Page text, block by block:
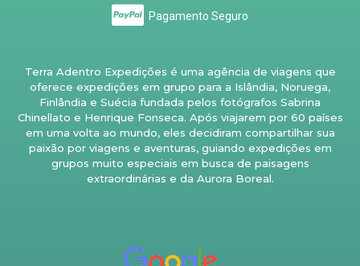
Pagamento Seguro
Terra Adentro Expedições é uma agência de viagens que
oferece expedições em grupo para a Islândia, Noruega,
Finlândia e Suécia fundada pelos fotógrafos Sabrina
Chinellato e Henrique Fonseca. Após viajarem por 60 países
em uma volta ao mundo, eles decidiram compartilhar sua
paixão por viagens e aventuras, guiando expedições em
grupos muito especiais em busca de paisagens
extraordinárias e da Aurora Boreal.